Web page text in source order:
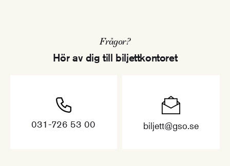
Frågor?
Hör av dig till biljettkontoret
031-726 53 00 biljett@gso.se